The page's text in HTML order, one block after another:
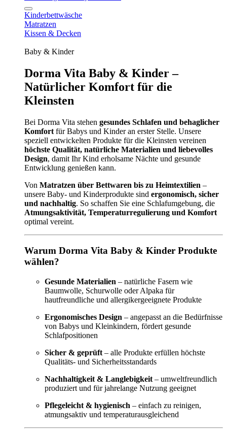
Kinderbettwäsche
Matratzen
Kissen & Decken
Baby & Kinder
Dorma Vita Baby & Kinder –
Natürlicher Komfort für die
Kleinsten
Bei Dorma Vita stehen gesundes Schlafen und behaglicher
Komfort für Babys und Kinder an erster Stelle. Unsere
speziell entwickelten Produkte für die Kleinsten vereinen
höchste Qualität, natürliche Materialien und liebevolles
Design, damit Ihr Kind erholsame Nächte und gesunde
Entwicklung genießen kann.
Von Matratzen über Bettwaren bis zu Heimtextilien –
unsere Baby- und Kinderprodukte sind ergonomisch, sicher
und nachhaltig. So schaffen Sie eine Schlafumgebung, die
Atmungsaktivität, Temperaturregulierung und Komfort
optimal vereint.
Warum Dorma Vita Baby & Kinder Produkte
wählen?
Gesunde Materialien – natürliche Fasern wie
Baumwolle, Schurwolle oder Alpaka für
hautfreundliche und allergikergeeignete Produkte
Ergonomisches Design – angepasst an die Bedürfnisse
von Babys und Kleinkindern, fördert gesunde
Schlafpositionen
Sicher & geprüft – alle Produkte erfüllen höchste
Qualitäts- und Sicherheitsstandards
Nachhaltigkeit & Langlebigkeit – umweltfreundlich
produziert und für jahrelange Nutzung geeignet
Pflegeleicht & hygienisch – einfach zu reinigen,
atmungsaktiv und temperaturausgleichend